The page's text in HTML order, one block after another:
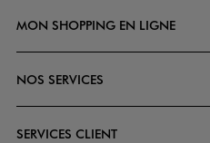
MON SHOPPING EN LIGNE
NOS SERVICES
SERVICES CLIENT